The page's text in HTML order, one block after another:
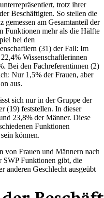
trotz ihrer
Beschäftigten. So stellen die
gemessen am Gesamtanteil der
Funktionen mehr als die Hälfte
bei den
(31) der Fall: Im
Wissenschaftlerinnen
Bei den Fachreferentinnen (2)
Nur 1,5% der Frauen, aber
aus.
sich nur in der Gruppe der
(19) feststellen. In dieser
23,8% der Männer. Diese
Funktionen
können.
von Frauen und Männern nach
SWP Funktionen gibt, die
anderen Geschlecht ausgeübt